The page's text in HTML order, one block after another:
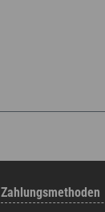
Zahlungsmethoden